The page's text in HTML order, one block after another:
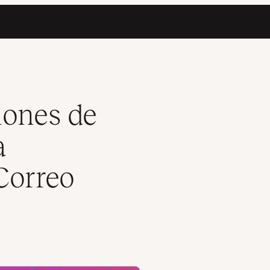
Tu Correo Electrónico
de